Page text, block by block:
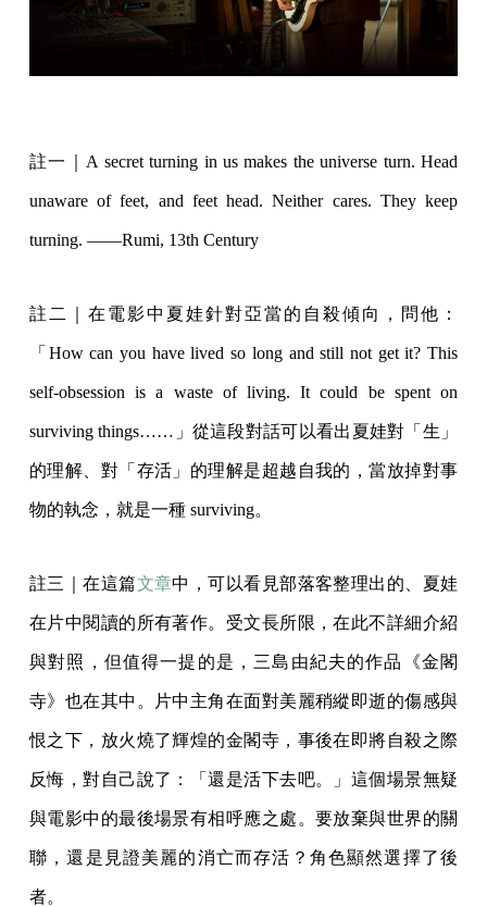
註一｜A secret turning in us makes the universe turn. Head
unaware of feet, and feet head. Neither cares. They keep
turning. ——Rumi, 13th Century
註二｜在電影中夏娃針對亞當的自殺傾向，問他：
「How can you have lived so long and still not get it? This
self-obsession is a waste of living. It could be spent on
surviving things……」從這段對話可以看出夏娃對「生」
的理解、對「存活」的理解是超越自我的，當放掉對事
物的執念，就是一種 surviving。
註三｜在這篇文章中，可以看見部落客整理出的、夏娃
在片中閱讀的所有著作。受文長所限，在此不詳細介紹
與對照，但值得一提的是，三島由紀夫的作品《金閣
寺》也在其中。片中主角在面對美麗稍縱即逝的傷感與
恨之下，放火燒了輝煌的金閣寺，事後在即將自殺之際
反悔，對自己說了：「還是活下去吧。」這個場景無疑
與電影中的最後場景有相呼應之處。要放棄與世界的關
聯，還是見證美麗的消亡而存活？角色顯然選擇了後
者。